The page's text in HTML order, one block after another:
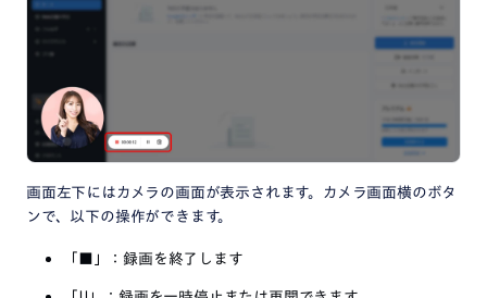
画面左下にはカメラの画面が表示されます。カメラ画面横のボタ
ンで、以下の操作ができます。
「■」：録画を終了します